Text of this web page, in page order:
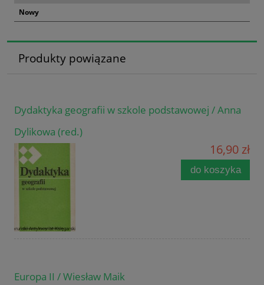
Nowy
Produkty powiązane
Dydaktyka geografii w szkole podstawowej / Anna
Dylikowa (red.)
16,90 zł
do koszyka
Europa II / Wiesław Maik